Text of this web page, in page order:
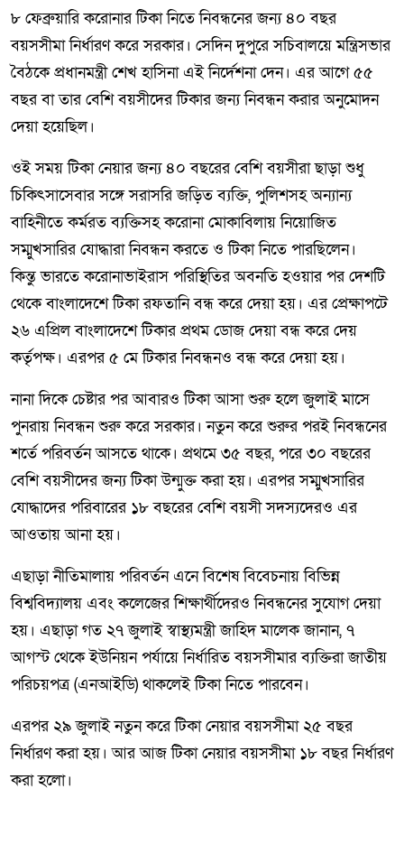
৮ ফেব্রুয়ারি করোনার টিকা নিতে নিবন্ধনের জন্য ৪০ বছর
বয়সসীমা নির্ধারণ করে সরকার। সেদিন দুপুরে সচিবালয়ে মন্ত্রিসভার
বৈঠকে প্রধানমন্ত্রী শেখ হাসিনা এই নির্দেশনা দেন। এর আগে ৫৫
বছর বা তার বেশি বয়সীদের টিকার জন্য নিবন্ধন করার অনুমোদন
দেয়া হয়েছিল।
ওই সময় টিকা নেয়ার জন্য ৪০ বছরের বেশি বয়সীরা ছাড়া শুধু
চিকিৎসাসেবার সঙ্গে সরাসরি জড়িত ব্যক্তি, পুলিশসহ অন্যান্য
বাহিনীতে কর্মরত ব্যক্তিসহ করোনা মোকাবিলায় নিয়োজিত
সম্মুখসারির যোদ্ধারা নিবন্ধন করতে ও টিকা নিতে পারছিলেন।
কিন্তু ভারতে করোনাভাইরাস পরিস্থিতির অবনতি হওয়ার পর দেশটি
থেকে বাংলাদেশে টিকা রফতানি বন্ধ করে দেয়া হয়। এর প্রেক্ষাপটে
২৬ এপ্রিল বাংলাদেশে টিকার প্রথম ডোজ দেয়া বন্ধ করে দেয়
কর্তৃপক্ষ। এরপর ৫ মে টিকার নিবন্ধনও বন্ধ করে দেয়া হয়।
নানা দিকে চেষ্টার পর আবারও টিকা আসা শুরু হলে জুলাই মাসে
পুনরায় নিবন্ধন শুরু করে সরকার। নতুন করে শুরুর পরই নিবন্ধনের
শর্তে পরিবর্তন আসতে থাকে। প্রথমে ৩৫ বছর, পরে ৩০ বছরের
বেশি বয়সীদের জন্য টিকা উন্মুক্ত করা হয়। এরপর সম্মুখসারির
যোদ্ধাদের পরিবারের ১৮ বছরের বেশি বয়সী সদস্যদেরও এর
আওতায় আনা হয়।
এছাড়া নীতিমালায় পরিবর্তন এনে বিশেষ বিবেচনায় বিভিন্ন
বিশ্ববিদ্যালয় এবং কলেজের শিক্ষার্থীদেরও নিবন্ধনের সুযোগ দেয়া
হয়। এছাড়া গত ২৭ জুলাই স্বাস্থ্যমন্ত্রী জাহিদ মালেক জানান, ৭
আগস্ট থেকে ইউনিয়ন পর্যায়ে নির্ধারিত বয়সসীমার ব্যক্তিরা জাতীয়
পরিচয়পত্র (এনআইডি) থাকলেই টিকা নিতে পারবেন।
এরপর ২৯ জুলাই নতুন করে টিকা নেয়ার বয়সসীমা ২৫ বছর
নির্ধারণ করা হয়। আর আজ টিকা নেয়ার বয়সসীমা ১৮ বছর নির্ধারণ
করা হলো।